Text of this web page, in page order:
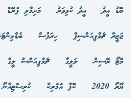
ބޮޑު އީދު
އީދު ކުޅިވަރު މަށިމާލި ޕެރޭޑް
ޖަޒީރާ ޗެމްޕިއަންޝިޕް
ހިރަފުސް
މޮޓޯ ރޭސިން
ލަލީގާ ޗެމްޕިއަންސް ލީގް
ޔޫރޯ 2020
ކޮޕާ އެމެރިކާ